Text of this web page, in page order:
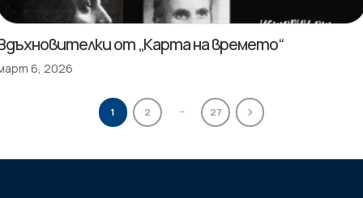
от „Карта на времето“
6, 2026
1 2 … 27